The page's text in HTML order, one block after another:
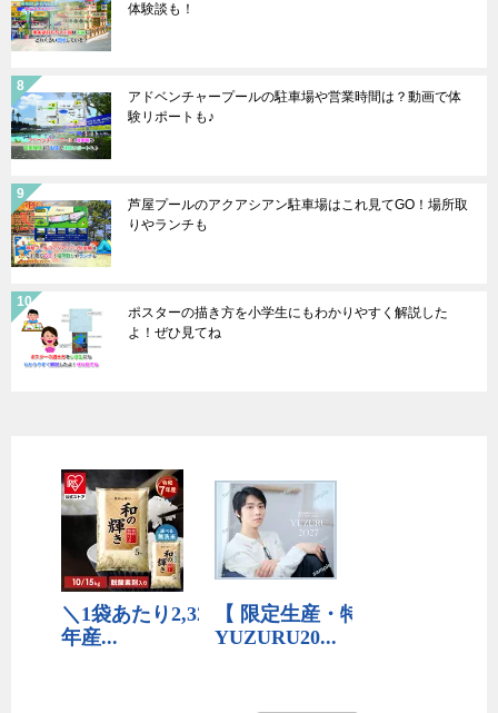
体験談も！
アドベンチャープールの駐車場や営業時間は？動画で体
験リポートも♪
芦屋プールのアクアシアン駐車場はこれ見てGO！場所取
りやランチも
ポスターの描き方を小学生にもわかりやすく解説した
よ！ぜひ見てね